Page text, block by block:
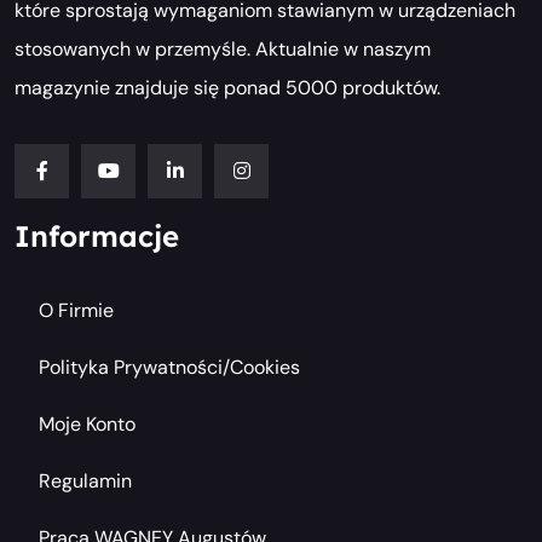
które sprostają wymaganiom stawianym w urządzeniach
stosowanych w przemyśle. Aktualnie w naszym
magazynie znajduje się ponad 5000 produktów.
Informacje
O Firmie
Polityka Prywatności/cookies
Moje Konto
Regulamin